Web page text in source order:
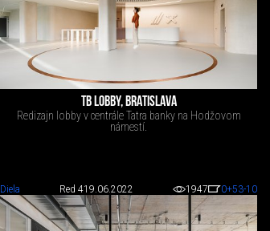
TB LOBBY, BRATISLAVA
Redizajn lobby v centrále Tatra banky na Hodžovom
námestí.
Diela Red 419.06.2022 1947 0+53-10